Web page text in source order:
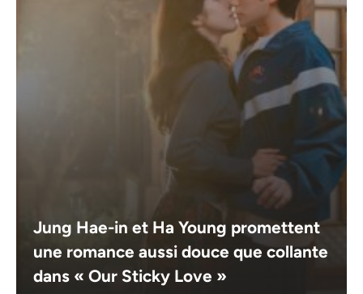
Jung Hae-in et Ha Young promettent
une romance aussi douce que collante
dans « Our Sticky Love »